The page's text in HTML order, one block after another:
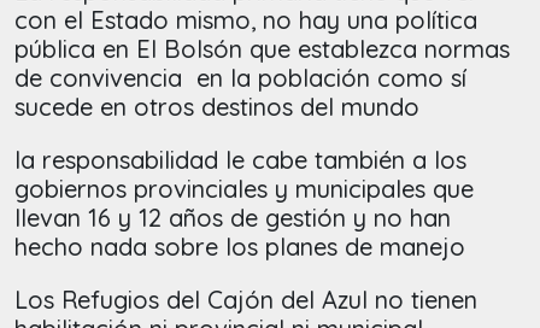
con el Estado mismo, no hay una política
pública en El Bolsón que establezca normas
de convivencia en la población como sí
sucede en otros destinos del mundo
la responsabilidad le cabe también a los
gobiernos provinciales y municipales que
llevan 16 y 12 años de gestión y no han
hecho nada sobre los planes de manejo
Los Refugios del Cajón del Azul no tienen